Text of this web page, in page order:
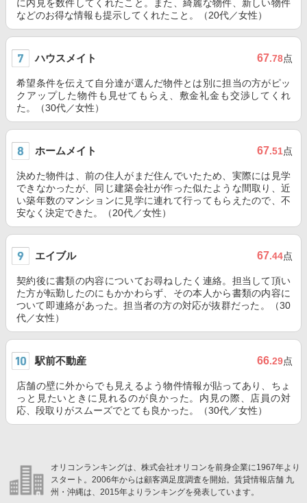
に内見を数件してくれたこと。また、綺麗な物件、新しい物件
などのお得な情報も提示してくれたこと。（20代／女性）
ハウスメイト 67.78点
希望条件を伝えて自分達が選んだ物件とは別に担当の方がピッ
クアップした物件も見せてもらえ、敷金礼金も交渉してくれ
た。（30代／女性）
ホームメイト 67.51点
決めた物件は、前の住人がまだ住んでいたため、実際には見学
できなかったが、同じ建築会社が作った似たような間取り、近
い築年数のマンションに見学に連れて行ってもらえたので、不
安なく決定できた。（20代／女性）
エイブル 67.44点
契約後に書類の内容についてお尋ねしたく連絡。担当して頂い
た方が転勤したのにもかかわらず、その本人から書類の内容に
ついて即連絡があった。担当者の方の対応が抜群だった。（30
代／女性）
駅前不動産 66.29点
店舗の壁に外からでも見えるよう物件情報が貼ってあり、ちょ
っと見たいときに見れるのが良かった。内見の際、店員の対
応、段取りがスムーズでとても良かった。（30代／女性）
オリコンランキングは、株式会社オリコンを前身企業に1967年より
スタート。2006年からは顧客満足度調査を開始。賃貸情報店舗 九
州・沖縄は、2015年よりランキングを発表しています。